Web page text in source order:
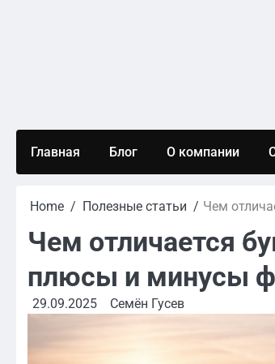
Главная Блог О компании
Home Полезные статьи Чем
Чем отличается
плюсы и минусы
29.09.2025 Семён Гусев